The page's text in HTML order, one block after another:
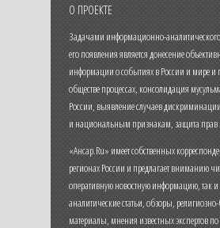
О ПРОЕКТЕ
Задачами информационно-
его появления является донесение
информации о событиях в России и мире и
обществе процессах, консолидация
России, выявление случаев
и национальным признакам, защита прав
«Ансар.Ru» имеет собственных
регионах России и предлагает вниманию
оперативную новостную информацию, так
аналитические статьи, обзоры,
материалы, мнения известных экспертов